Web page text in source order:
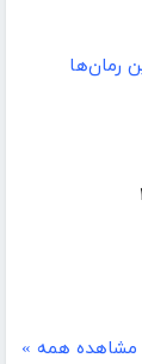
رمان‌ها
مشاهده همه »